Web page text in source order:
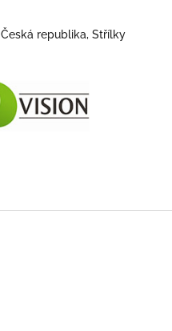
Česká republika, Střílky